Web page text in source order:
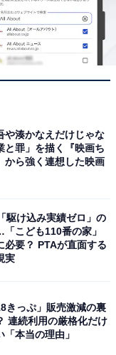
鶴市）／57票
」は、日本海の
れる日本海側最
元の漁港から直送
やすしを味わえ
にも長く愛されて
めるほか、海の幸
ぴったりのスポ
や湊かなえだけじゃな
と罪」を描く『映画ち
から強く連想した映画
駆け込み実績ゼロ」の
こども110番の家」
必要？ PTAが直面する
実
きっぷ」販売激減の裏
連続利用の厳格化だけ
「本当の理由」